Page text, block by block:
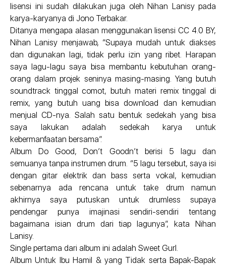
lisensi ini sudah dilakukan juga oleh Nihan Lanisy pada
karya-karyanya di Jono Terbakar.
Ditanya mengapa alasan menggunakan lisensi CC 4.0 BY,
Nihan Lanisy menjawab, “Supaya mudah untuk diakses
dan digunakan lagi, tidak perlu izin yang ribet. Harapan
saya lagu-lagu saya bisa membantu kebutuhan orang-
orang dalam projek seninya masing-masing. Yang butuh
soundtrack tinggal comot, butuh materi remix tinggal di
remix, yang butuh uang bisa download dan kemudian
menjual CD-nya. Salah satu bentuk sedekah yang bisa
saya lakukan adalah sedekah karya untuk
kebermanfaatan bersama”.
Album Do Good, Don’t Goodn’t berisi 5 lagu dan
semuanya tanpa instrumen drum. “5 lagu tersebut, saya isi
dengan gitar elektrik dan bass serta vokal, kemudian
sebenarnya ada rencana untuk take drum namun
akhirnya saya putuskan untuk drumless supaya
pendengar punya imajinasi sendiri-sendiri tentang
bagaimana isian drum dari tiap lagunya”, kata Nihan
Lanisy.
Single pertama dari album ini adalah Sweet Gurl.
Album Untuk Ibu Hamil & yang Tidak serta Bapak-Bapak